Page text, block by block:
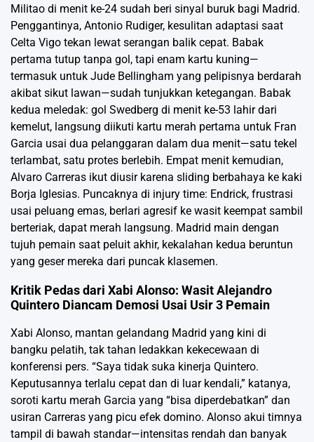
Militao di menit ke-24 sudah beri sinyal buruk bagi Madrid.
Penggantinya, Antonio Rudiger, kesulitan adaptasi saat
Celta Vigo tekan lewat serangan balik cepat. Babak
pertama tutup tanpa gol, tapi enam kartu kuning—
termasuk untuk Jude Bellingham yang pelipisnya berdarah
akibat sikut lawan—sudah tunjukkan ketegangan. Babak
kedua meledak: gol Swedberg di menit ke-53 lahir dari
kemelut, langsung diikuti kartu merah pertama untuk Fran
Garcia usai dua pelanggaran dalam dua menit—satu tekel
terlambat, satu protes berlebih. Empat menit kemudian,
Alvaro Carreras ikut diusir karena sliding berbahaya ke kaki
Borja Iglesias. Puncaknya di injury time: Endrick, frustrasi
usai peluang emas, berlari agresif ke wasit keempat sambil
berteriak, dapat merah langsung. Madrid main dengan
tujuh pemain saat peluit akhir, kekalahan kedua beruntun
yang geser mereka dari puncak klasemen.
Kritik Pedas dari Xabi Alonso: Wasit Alejandro
Quintero Diancam Demosi Usai Usir 3 Pemain
Xabi Alonso, mantan gelandang Madrid yang kini di
bangku pelatih, tak tahan ledakkan kekecewaan di
konferensi pers. “Saya tidak suka kinerja Quintero.
Keputusannya terlalu cepat dan di luar kendali,” katanya,
soroti kartu merah Garcia yang “bisa diperdebatkan” dan
usiran Carreras yang picu efek domino. Alonso akui timnya
tampil di bawah standar—intensitas rendah dan banyak